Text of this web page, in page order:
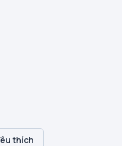
thích